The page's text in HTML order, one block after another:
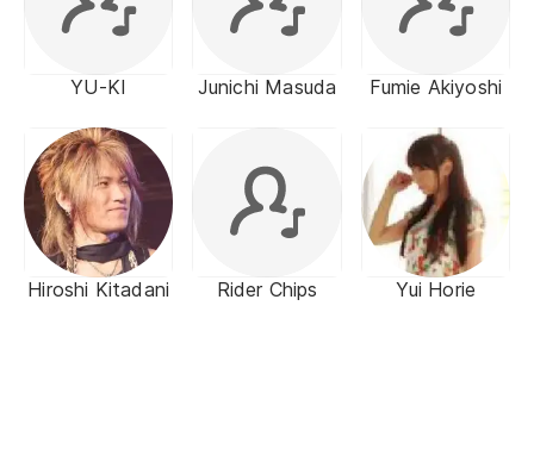
YU-KI Junichi Masuda Fumie Akiyoshi
Hiroshi Kitadani Rider Chips Yui Horie